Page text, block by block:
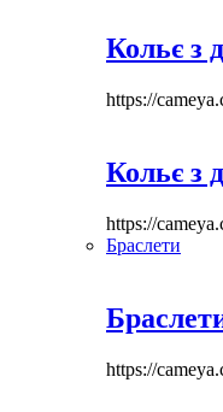
Кольє з
https://
Кольє з
https://
Браслети
https://